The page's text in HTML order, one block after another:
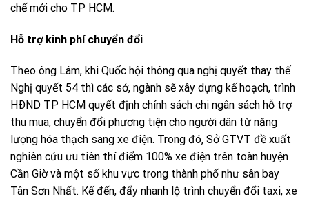
chế mới cho TP HCM.
Hỗ trợ kinh phí chuyển đổi
Theo ông Lâm, khi Quốc hội thông qua nghị quyết thay thế
Nghị quyết 54 thì các sở, ngành sẽ xây dựng kế hoạch, trình
HÐND TP HCM quyết định chính sách chi ngân sách hỗ trợ
thu mua, chuyển đổi phương tiện cho người dân từ năng
lượng hóa thạch sang xe điện. Trong đó, Sở GTVT đề xuất
nghiên cứu ưu tiên thí điểm 100% xe điện trên toàn huyện
Cần Giờ và một số khu vực trong thành phố như sân bay
Tân Sơn Nhất. Kế đến, đẩy nhanh lộ trình chuyển đổi taxi, xe